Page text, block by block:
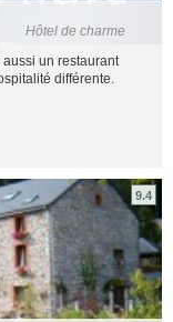
Hôtel de charme
aussi un restaurant
différente.
9.4